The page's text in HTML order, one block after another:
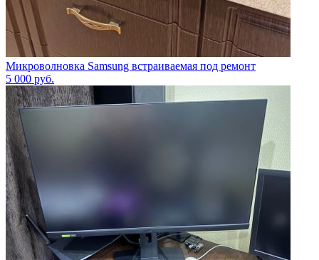
Микроволновка Samsung встраиваемая под ремонт
5 000 руб.